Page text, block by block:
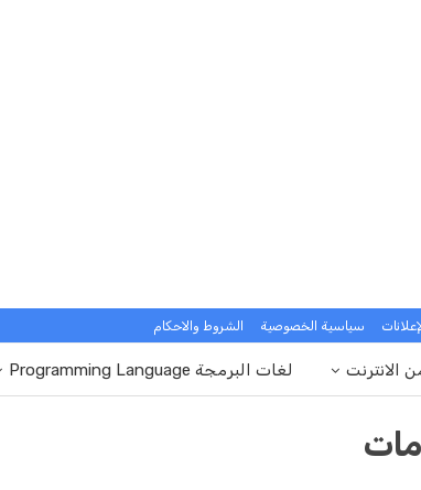
سياسية الخصوصية الشروط والاحكام
الانترنت لغات البرمجة Programming Language